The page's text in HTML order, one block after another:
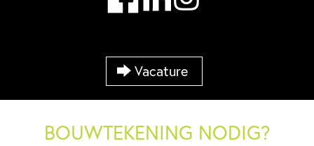
Vacature
BOUWTEKENING NODIG?